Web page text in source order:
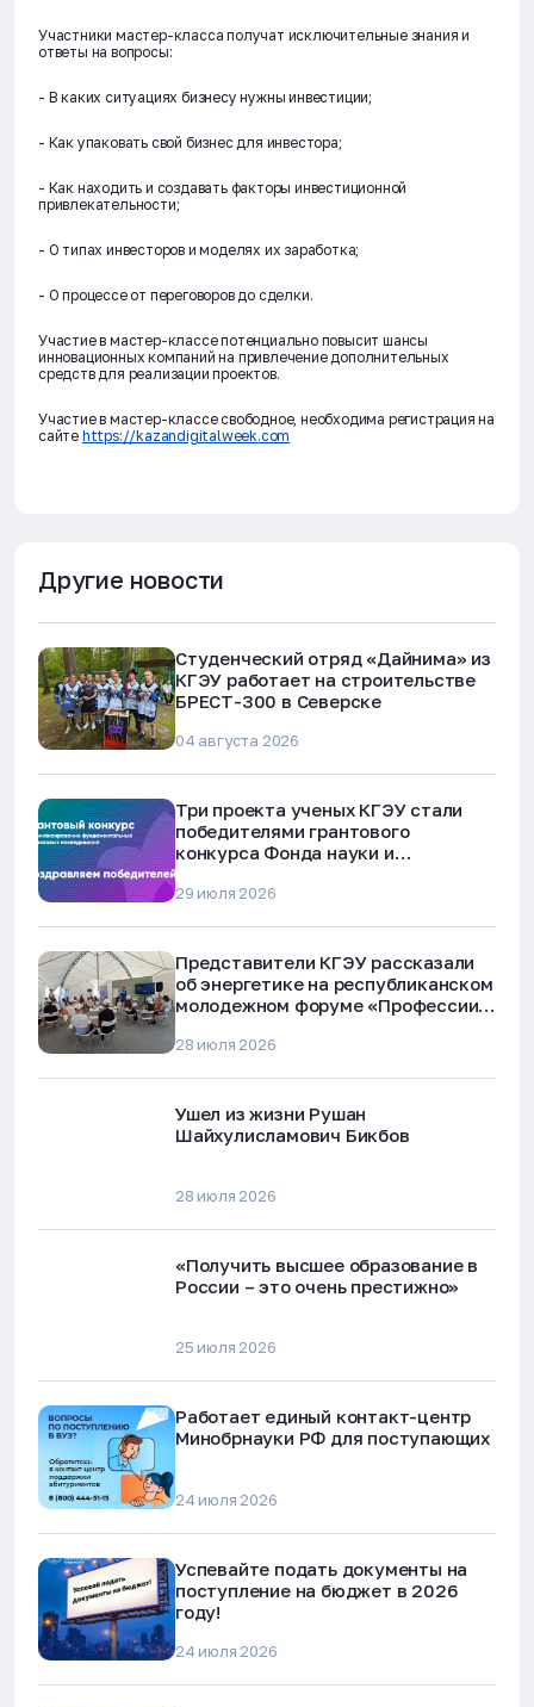
Участники мастер-класса получат исключительные знания и
ответы на вопросы:
- В каких ситуациях бизнесу нужны инвестиции;
- Как упаковать свой бизнес для инвестора;
- Как находить и создавать факторы инвестиционной
привлекательности;
- О типах инвесторов и моделях их заработка;
- О процессе от переговоров до сделки.
Участие в мастер-классе потенциально повысит шансы
инновационных компаний на привлечение дополнительных
средств для реализации проектов.
Участие в мастер-классе свободное, необходима регистрация на
сайте https://kazandigitalweek.com
Другие новости
Студенческий отряд «Дайнима» из
КГЭУ работает на строительстве
БРЕСТ-300 в Северске
04 августа 2026
Три проекта ученых КГЭУ стали
победителями грантового
конкурса Фонда науки и
29 июля 2026
Представители КГЭУ рассказали
об энергетике на республиканском
молодежном форуме «Профессии
28 июля 2026
Ушел из жизни Рушан
Шайхулисламович Бикбов
28 июля 2026
«Получить высшее образование в
России – это очень престижно»
25 июля 2026
Работает единый контакт-центр
Минобрнауки РФ для поступающих
24 июля 2026
Успевайте подать документы на
поступление на бюджет в 2026
году!
24 июля 2026